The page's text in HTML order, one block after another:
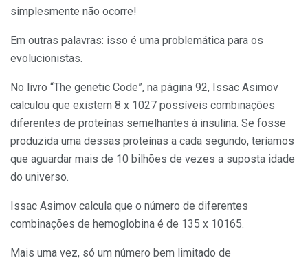
simplesmente não ocorre!
Em outras palavras: isso é uma problemática para os
evolucionistas.
No livro “The genetic Code”, na página 92, Issac Asimov
calculou que existem 8 x 1027 possíveis combinações
diferentes de proteínas semelhantes à insulina. Se fosse
produzida uma dessas proteínas a cada segundo, teríamos
que aguardar mais de 10 bilhões de vezes a suposta idade
do universo.
Issac Asimov calcula que o número de diferentes
combinações de hemoglobina é de 135 x 10165.
Mais uma vez, só um número bem limitado de